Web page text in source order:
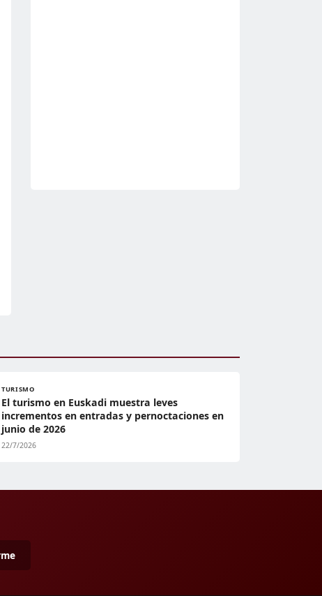
TURISMO
El turismo en Euskadi muestra leves
incrementos en entradas y pernoctaciones en
junio de 2026
22/7/2026